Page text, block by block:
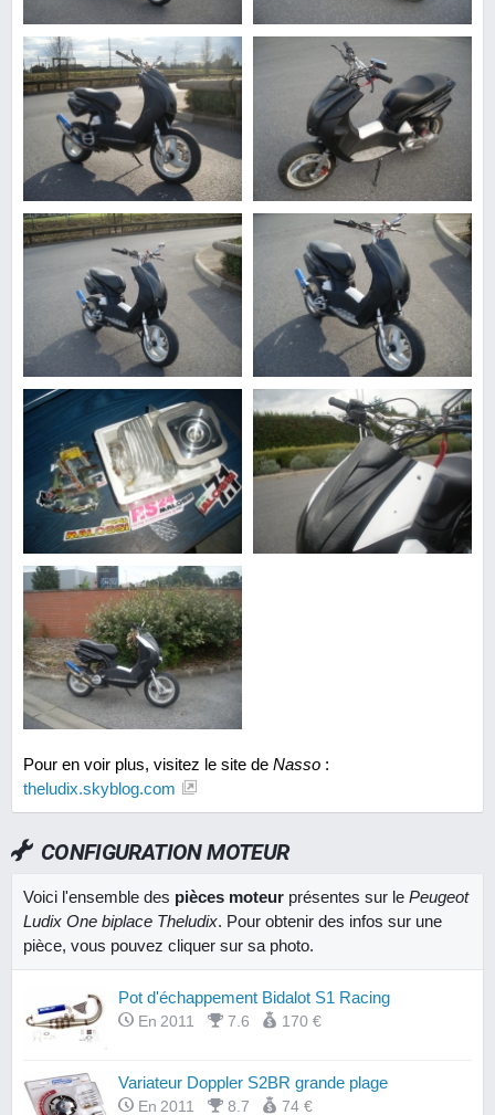
Pour en voir plus, visitez le site de Nasso :
theludix.skyblog.com
CONFIGURATION MOTEUR
Voici l'ensemble des pièces moteur présentes sur le Peugeot
Ludix One biplace Theludix. Pour obtenir des infos sur une
pièce, vous pouvez cliquer sur sa photo.
Pot d'échappement Bidalot S1 Racing
En 2011 7.6 170 €
Variateur Doppler S2BR grande plage
En 2011 8.7 74 €